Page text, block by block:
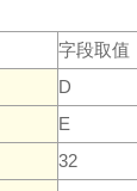
字段取值
D
E
32